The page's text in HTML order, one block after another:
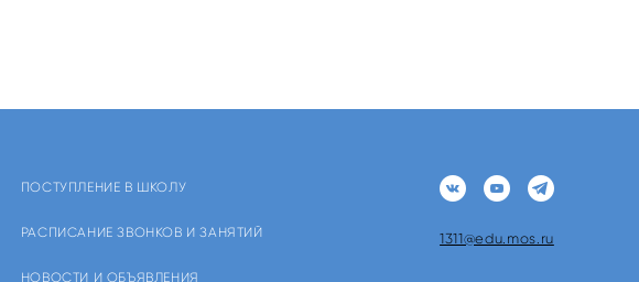
ПОСТУПЛЕНИЕ В ШКОЛУ
РАСПИСАНИЕ ЗВОНКОВ И ЗАНЯТИЙ
НОВОСТИ И ОБЪЯВЛЕНИЯ
1311@edu.mos.ru